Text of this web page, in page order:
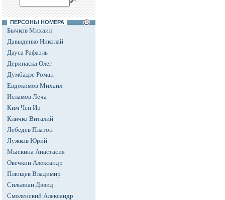
ПЕРСОНЫ НОМЕРА
Бычков Михаил
Давыденко Николай
Дауса Рафаэль
Дерипаска Олег
Думбадзе Роман
Евдокимов Михаил
Исламов Леча
Ким Чен Ир
Кличко Виталий
Лебедев Платон
Лужков Юрий
Мыскина Анастасия
Овечкин Александр
Плющев Владимир
Сильвиан Дэвид
Смоленский Александр